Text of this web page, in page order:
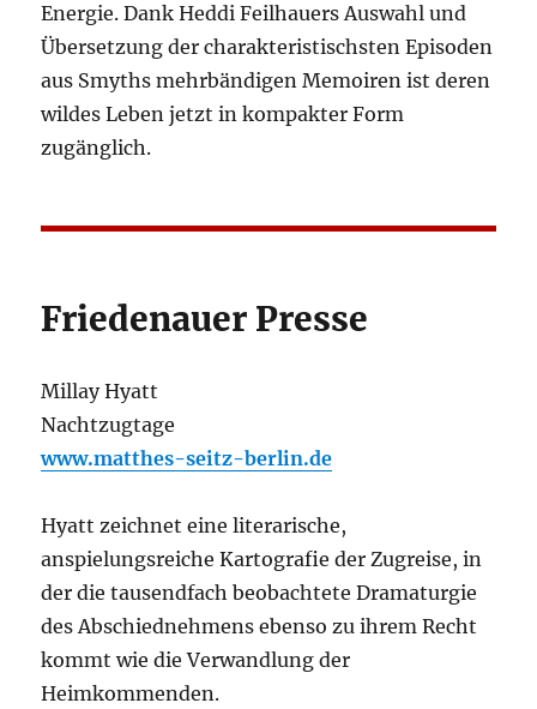
Energie. Dank Heddi Feilhauers Auswahl und
Übersetzung der charakteristischsten Episoden
aus Smyths mehrbändigen Memoiren ist deren
wildes Leben jetzt in kompakter Form
zugänglich.
Friedenauer Presse
Millay Hyatt
Nachtzugtage
www.matthes-seitz-berlin.de
Hyatt zeichnet eine literarische,
anspielungsreiche Kartografie der Zugreise, in
der die tausendfach beobachtete Dramaturgie
des Abschiednehmens ebenso zu ihrem Recht
kommt wie die Verwandlung der
Heimkommenden.